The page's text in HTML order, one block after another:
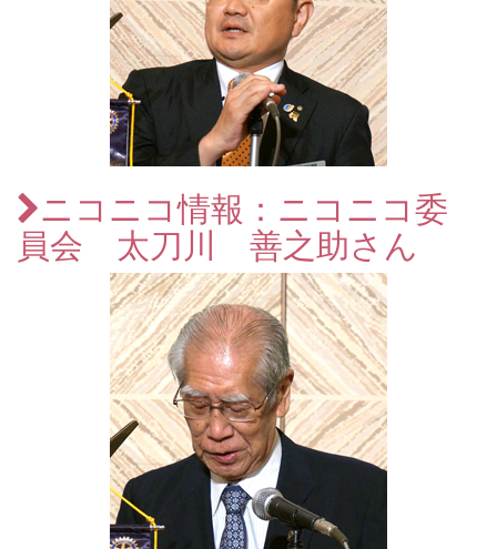
ニコニコ情報：ニコニコ委
員会 太刀川 善之助さん